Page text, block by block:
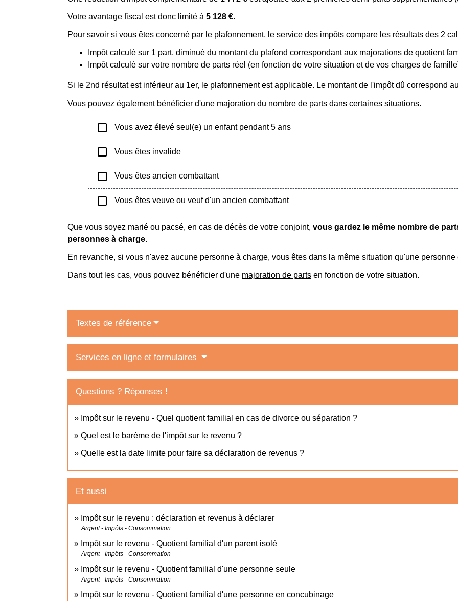
Votre avantage fiscal est donc limité à 5 128 €.
Pour savoir si vous êtes concerné par le plafonnement, le service des impôts compare les résultats des 2
Impôt calculé sur 1 part, diminué du montant du plafond correspondant aux majorations de quotient
Impôt calculé sur votre nombre de parts réel (en fonction de votre situation et de vos charges de
Si le 2nd résultat est inférieur au 1er, le plafonnement est applicable. Le montant de l'impôt dû correspond
Vous pouvez également bénéficier d'une majoration du nombre de parts dans certaines situations.
check_box_outline_blank Vous avez élevé seul(e) un enfant pendant 5 ans
check_box_outline_blank Vous êtes invalide
check_box_outline_blank Vous êtes ancien combattant
check_box_outline_blank Vous êtes veuve ou veuf d'un ancien combattant
Que vous soyez marié ou pacsé, en cas de décès de votre conjoint, vous gardez le même nombre de
personnes à charge.
En revanche, si vous n'avez aucune personne à charge, vous êtes dans la même situation qu'une
Dans tout les cas, vous pouvez bénéficier d'une majoration de parts en fonction de votre situation.
Textes de référence
Services en ligne et formulaires
Questions ? Réponses !
Impôt sur le revenu - Quel quotient familial en cas de divorce ou séparation ?
Quel est le barème de l'impôt sur le revenu ?
Quelle est la date limite pour faire sa déclaration de revenus ?
Et aussi
Impôt sur le revenu : déclaration et revenus à déclarer
Argent - Impôts - Consommation
Impôt sur le revenu - Quotient familial d'un parent isolé
Argent - Impôts - Consommation
Impôt sur le revenu - Quotient familial d'une personne seule
Argent - Impôts - Consommation
Impôt sur le revenu - Quotient familial d'une personne en concubinage